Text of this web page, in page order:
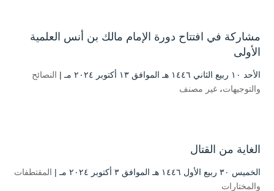
مشاركة في افتتاح دورة الإمام مالك بن أنس العلمية
الأولى
الأحد ۱۰ ربيع الثاني ۱٤٤٦ هـ الموافق ۱۳ أكتوبر ۲۰۲٤ مـ |
النصائح
والتوجيهات، غير مصنف
الغاية من القتال
الخميس ۳۰ ربيع الأول ۱٤٤٦ هـ الموافق ۳ أكتوبر ۲۰۲٤ مـ |
المقتطفات
والمختارات